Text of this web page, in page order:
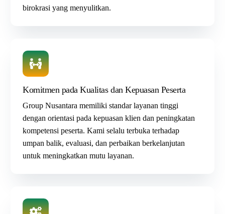
birokrasi yang menyulitkan.
Komitmen pada Kualitas dan Kepuasan Peserta
Group Nusantara memiliki standar layanan tinggi
dengan orientasi pada kepuasan klien dan peningkatan
kompetensi peserta. Kami selalu terbuka terhadap
umpan balik, evaluasi, dan perbaikan berkelanjutan
untuk meningkatkan mutu layanan.